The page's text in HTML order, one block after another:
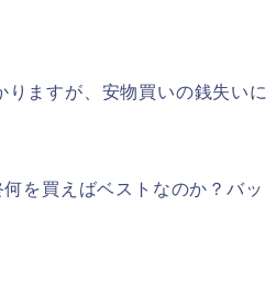
ますが、安物買いの銭失いに
を買えばベストなのか？バッ